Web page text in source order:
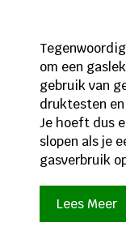
om een
gebruik van
druktesten
Je hoeft dus
slopen als je
gasverbruik
Lees Meer